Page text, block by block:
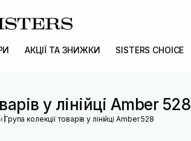
АКЦІЇ ТА ЗНИЖКИ SISTERS CHOICE
у лінійці Amber 528
|Група колекції товарів у лінійці Amber 528